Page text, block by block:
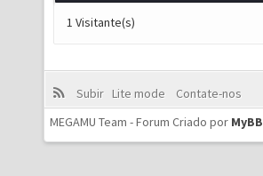
1 Visitante(s)
Subir Lite mode
Contate-nos
MEGAMU Team - Forum Criado por MyBB